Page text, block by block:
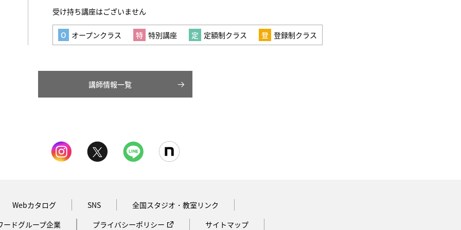
受け持ち講座はございません
オープンクラス 特別講座 定額制クラス 登録制クラス
講師情報一覧
Webカタログ SNS
全国スタジオ・教室リンク
ードグループ企業
プライバシーポリシー サイトマップ